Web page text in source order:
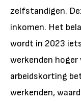
zelfstandigen.
inkomen. Het
wordt in 2023
werkenden
arbeidskorting
werkenden,